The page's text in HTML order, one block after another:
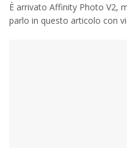
È arrivato Affinity Photo V2,
parlo in questo articolo con